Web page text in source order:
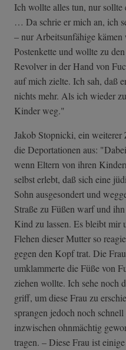
Ich wollte alles tun, nur
… Da schrie er mich an, ich
– nur Arbeitsunfähige
Postenkette und wollte zu
Revolver in der Hand von
auf mich zielte. Ich sah, daß
nichts mehr. Als ich wieder
Kinder weg."
Jakob Stopnicki, ein weiterer
die Deportationen aus:
wenn Eltern von ihren
selbst erlebt, daß sich eine
Sohn ausgesondert und
Straße zu Füßen warf und
Kind zu lassen. Es bleibt mir
Flehen dieser Mutter so
gegen den Kopf trat. Die
umklammerte die Füße von
ziehen wollte. Ich sehe noch
griff, um diese Frau zu
sprangen jedoch noch
inzwischen ohnmächtig
tragen. – Diese Frau ist